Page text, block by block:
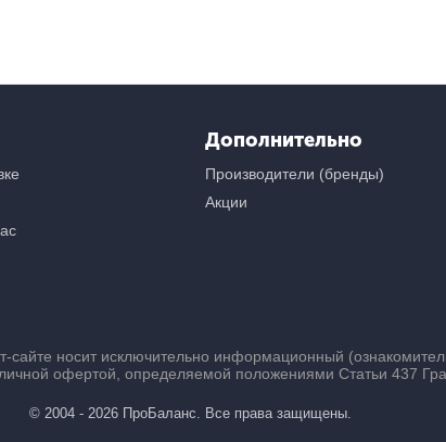
Дополнительно
Производители (бренды)
Акции
носит исключительно информационный
офертой, определяемой положениями Статьи 437
© 2004 - 2026 ПроБаланс. Все права защищены.